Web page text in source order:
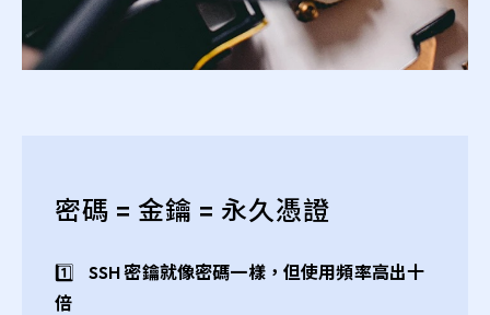
密碼 = 金鑰 = 永久憑證
1️⃣ SSH 密鑰就像密碼一樣，但使用頻率高出十
倍